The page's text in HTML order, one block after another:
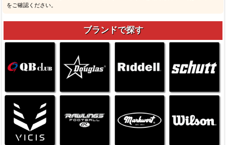
をご確認ください。
ブランドで探す